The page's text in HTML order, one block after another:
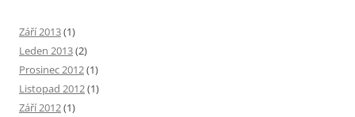
Září 2013(1)
Leden 2013(2)
Prosinec 2012(1)
Listopad 2012(1)
Září 2012(1)